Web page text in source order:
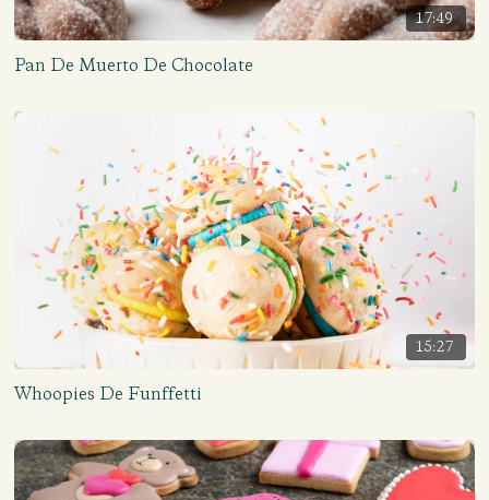
17:49
Pan De Muerto De Chocolate
15:27
Whoopies De Funffetti